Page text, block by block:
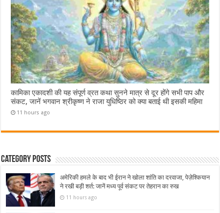
कामिका एकादशी की यह संपूर्ण व्रत कथा सुनने मात्र से दूर होंगे सभी पाप और
संकट, जानें भगवान श्रीकृष्ण ने राजा युधिष्ठिर को क्या बताई थी इसकी महिमा
11 hours ago
Category Posts
अमेरिकी हमले के बाद भी ईरान ने खोला शांति का दरवाजा, पेज़ेश्कियान
ने रखी बड़ी शर्त: जानें मध्य पूर्व संकट पर तेहरान का रुख
11 hours ago